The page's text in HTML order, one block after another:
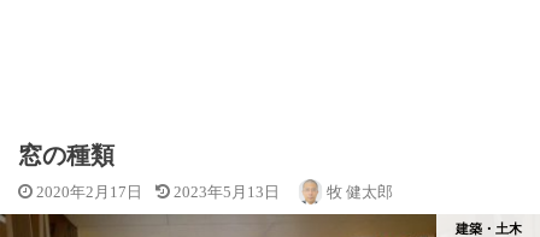
窓の種類
2020年2月17日 2023年5月13日 牧 健太郎
建築・土木